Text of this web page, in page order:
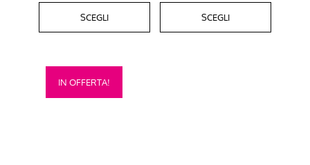
SCEGLI SCEGLI
IN OFFERTA!
Questo
prodotto